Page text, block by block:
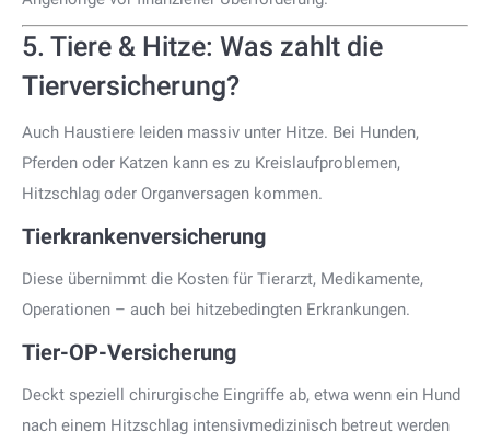
5. Tiere & Hitze: Was zahlt die
Tierversicherung?
Auch Haustiere leiden massiv unter Hitze. Bei Hunden,
Pferden oder Katzen kann es zu Kreislaufproblemen,
Hitzschlag oder Organversagen kommen.
Tierkrankenversicherung
Diese übernimmt die Kosten für Tierarzt, Medikamente,
Operationen – auch bei hitzebedingten Erkrankungen.
Tier-OP-Versicherung
Deckt speziell chirurgische Eingriffe ab, etwa wenn ein Hund
nach einem Hitzschlag intensivmedizinisch betreut werden